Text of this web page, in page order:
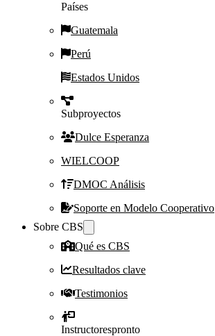
Países
Guatemala
Perú
Estados Unidos
Subproyectos
Dulce Esperanza
WIELCOOP
DMOC Análisis
Soporte en Modelo Cooperativo
Sobre CBS
Qué es CBS
Resultados clave
Testimonios
Instructorespronto